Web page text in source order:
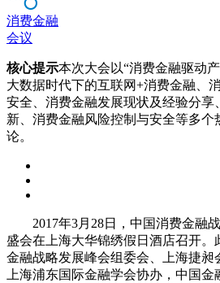
消费金融
会议
核心提示本次大会以“消费金融驱动
大数据时代下的互联网+消费金融、
安全、消费金融发展现状及经验分享
新、消费金融风险控制与安全等多个
论。
2017年3月28日，中国消费金融战
盛会在上海大华锦绣假日酒店召开。
金融战略发展峰会组委会、上海捷昶
上海浦东国际金融学会协办，中国